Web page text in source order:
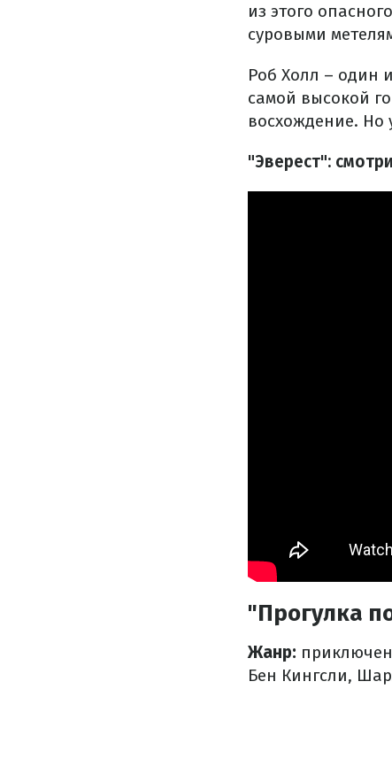
из этого
суровыми
Роб Холл – один
самой высокой
восхождение. Но
"Эверест":
"Прогулка
Жанр:
Бен Кингсли,